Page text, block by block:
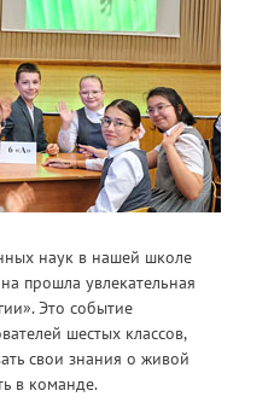
наук в нашей школе
прошла увлекательная
Это событие
шестых классов,
свои знания о живой
в команде.